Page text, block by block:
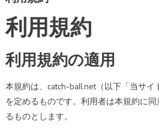
利用規約
利用規約の適用
本規約は、catch-ball.net（以下「当サ
を定めるものです。利用者は本規約に
るものとします。